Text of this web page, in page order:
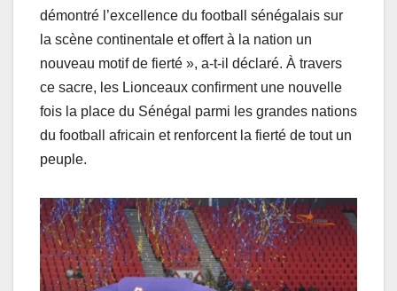
démontré l’excellence du football sénégalais sur
la scène continentale et offert à la nation un
nouveau motif de fierté », a-t-il déclaré. À travers
ce sacre, les Lionceaux confirment une nouvelle
fois la place du Sénégal parmi les grandes nations
du football africain et renforcent la fierté de tout un
peuple.